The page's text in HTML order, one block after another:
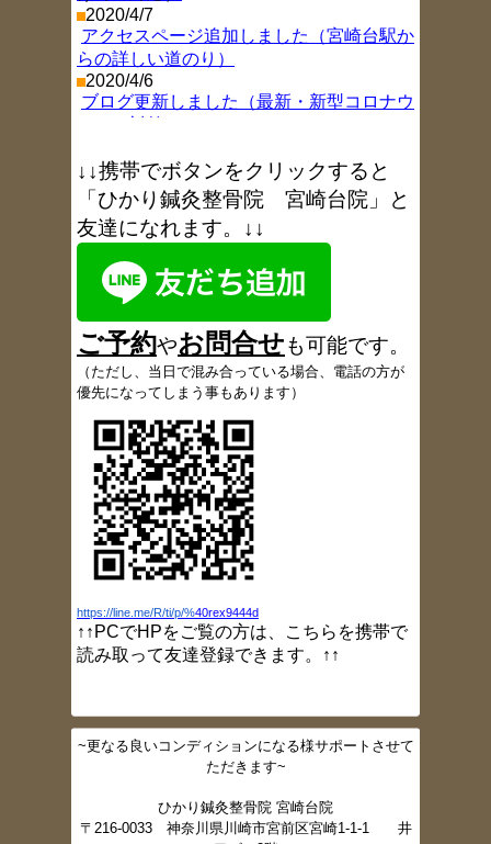
2020/4/7
アクセスページ追加しました（宮崎台駅か
らの詳しい道のり）
2020/4/6
ブログ更新しました（最新・新型コロナウ
ブログ更新しました（年末年始お休み情
報）
2018/8/9
ブログ更新しました（お盆休み
ブログ更新しました（1周年を振り返り
2017/6/6
ブログ更新しました（6月18日午後休院の
お知らせ）
2017/5/18
患者さんの声、多数追加しました
2017/5/9
ブログ更新しました（定休日変更のお知ら
せ）
2017/5/4
ブログ更新しました（GW
2017/3/24
ブログ更新しました（灸頭鍼）
2017/3/23
ブログ更新しました（小指しびれ）
ブログ更新しました（肩痛）
2017/3/10
ブログ更新しました（大胸筋ストレッチ）
ポジション）
2017/2/16
ブログ更新しました。（スクワット法）
ブログ更新しました。（体幹トレーニング
②）
↓↓携帯でボタンをクリックすると
「ひかり鍼灸整骨院 宮崎台院」と
友達になれます。↓↓
ご予約やお問合せも可能です。
（ ただし、当日で混み合っている場合、電話の方が
優先になってしまう事もあります）
https://line.me/R/ti/p/%40rex9444d
↑↑PCでHPをご覧の方は、こちらを携帯で
読み取って友達登録できます。↑↑
~更なる良いコンディションになる様サポートさせて
ただきます~
ひかり鍼灸整骨院 宮崎台院
〒216-0033 神奈川県川崎市宮前区宮崎1-1-1 井